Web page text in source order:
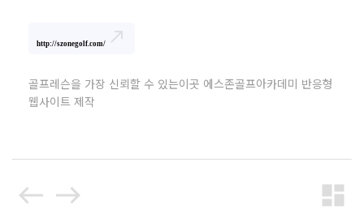
http://szonegolf.com/ north_east
골프레슨을 가장 신뢰할 수 있는이곳 에스존골프아카데미 반응형
웹사이트 제작
west east dashboard